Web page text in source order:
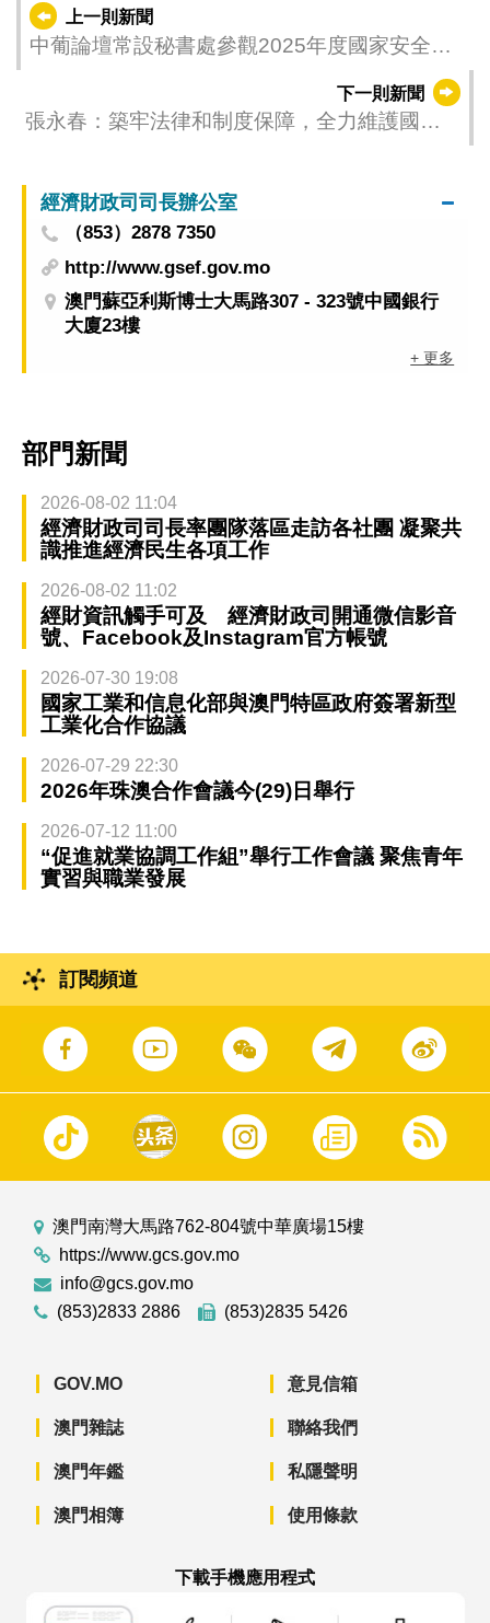
上一則新聞
中葡論壇常設秘書處參觀2025年度國家安全教
下一則新聞
張永春：築牢法律和制度保障，全力維護國家
經濟財政司司長辦公室
（853）2878 7350
http://www.gsef.gov.mo
澳門蘇亞利斯博士大馬路307 - 323號中國銀行
大廈23樓
+ 更多
部門新聞
2026-08-02 11:04
經濟財政司司長率團隊落區走訪各社團 凝聚共
識推進經濟民生各項工作
2026-08-02 11:02
經財資訊觸手可及 經濟財政司開通微信影音
號、Facebook及Instagram官方帳號
2026-07-30 19:08
國家工業和信息化部與澳門特區政府簽署新型
工業化合作協議
2026-07-29 22:30
2026年珠澳合作會議今(29)日舉行
2026-07-12 11:00
“促進就業協調工作組”舉行工作會議 聚焦青年
實習與職業發展
訂閱頻道
澳門南灣大馬路762-804號中華廣場15樓
https://www.gcs.gov.mo
info@gcs.gov.mo
(853)2833 2886
(853)2835 5426
GOV.MO
澳門雜誌
澳門年鑑
澳門相簿
意見信箱
聯絡我們
私隱聲明
使用條款
下載手機應用程式